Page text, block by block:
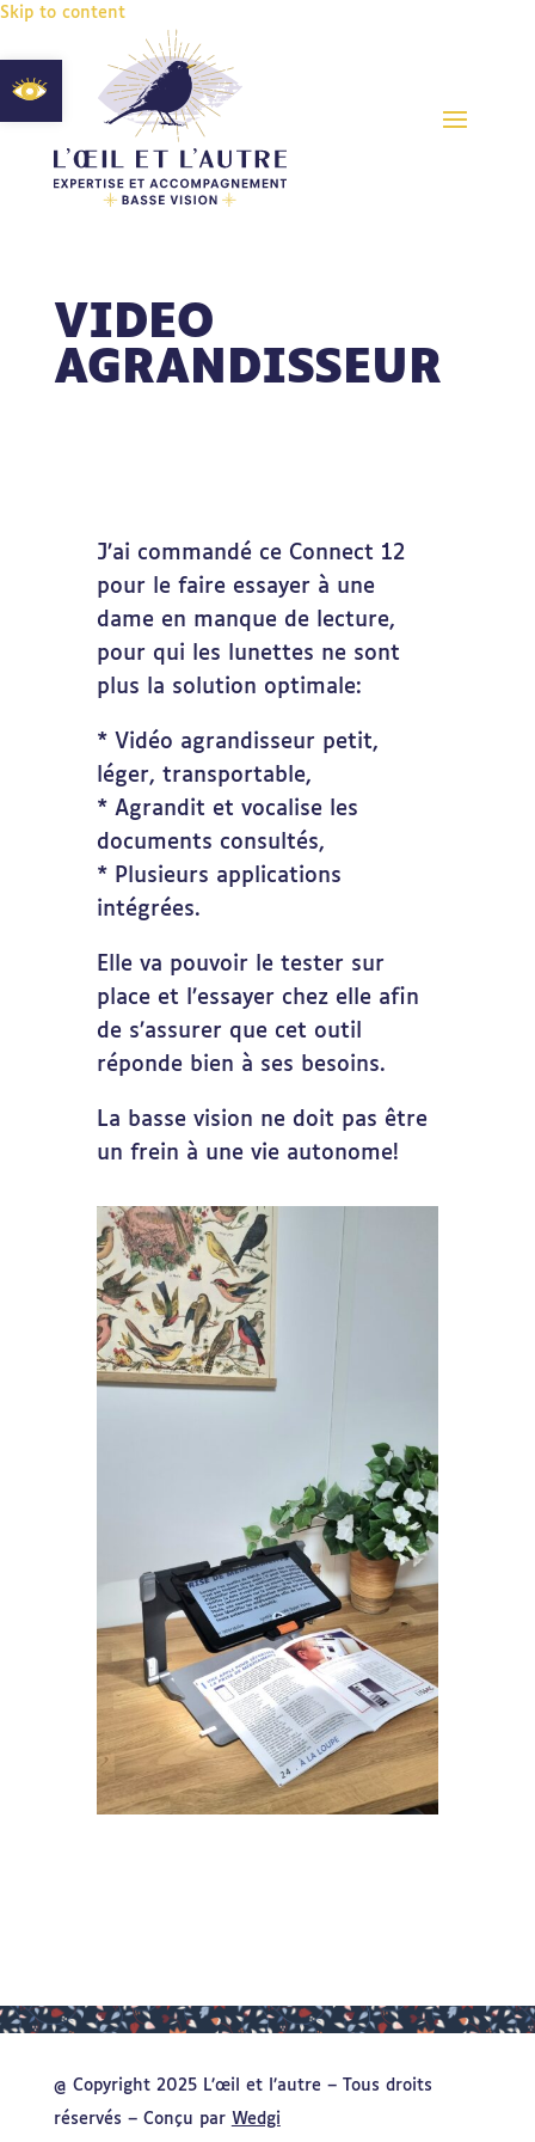
Skip to content
Ouvrir la barre d’outils
VIDEO
AGRANDISSEUR
J’ai commandé ce Connect 12
pour le faire essayer à une
dame en manque de lecture,
pour qui les lunettes ne sont
plus la solution optimale:
* Vidéo agrandisseur petit,
léger, transportable,
* Agrandit et vocalise les
documents consultés,
* Plusieurs applications
intégrées.
Elle va pouvoir le tester sur
place et l’essayer chez elle afin
de s’assurer que cet outil
réponde bien à ses besoins.
La basse vision ne doit pas être
un frein à une vie autonome!
@ Copyright 2025 L’œil et l’autre – Tous droits
réservés – Conçu par Wedgi